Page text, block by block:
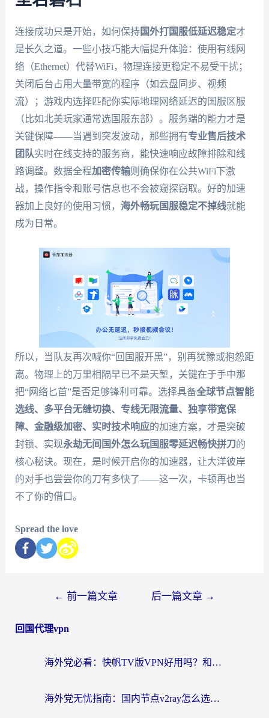
连接成功只是开始，如何保持国外打国服低延迟稳定才
是长久之道。一些小技巧能大幅提升体验：使用有线网
络（Ethernet）代替WiFi，物理连接更稳定不易受干扰；
关闭后台占用大量带宽的程序（如云盘同步、视频
流）；游戏内选择匹配你实际地理网络延迟的国服区服
（比如北美玩家通常选国服东部）。服务端的能力才是
关键保障——当遇到突发波动，那些拥有专业售后技术
团队实时在线支持的服务商，能快速响应故障排除和线
路调整。数据全程加密传输则确保你在公共WiFi下激
战，操作指令和账号信息也不会被窥探窃取。好的加速
器加上良好的使用习惯， 海外畅玩国服稳定不掉线就能
成为日常。
所以，当队友再次喊你“回国服开黑”，别再犹豫或抱怨距
离。物理上的万里相隔早已不是天堑，关键在于手中那
把“网络匕首”是否足够锋利可靠。选择具备全球节点智能
选线、多平台无缝切换、专线无限流量、独享带宽保
障、金融级加密、实时技术响应的加速方案，才是突破
封锁、实现永劫无间国外怎么玩国服零延迟畅快拼刀的
核心秘诀。现在，是时候开启你的加速器，让大洋彼岸
的对手也尝尝你的刀有多快了——这一次，卡顿再也当
不了你的借口。
Spread the love
← 前一篇文章 后一篇文章 →
回国代理vpn
海外党必看：快帆TV版VPN好用吗？和快游VPN对比哪个回国效果更好？附实用避坑指南
海外党无忧指南：国内节点v2ray怎么选？一键回国VPN+多场景实测帮你避坑